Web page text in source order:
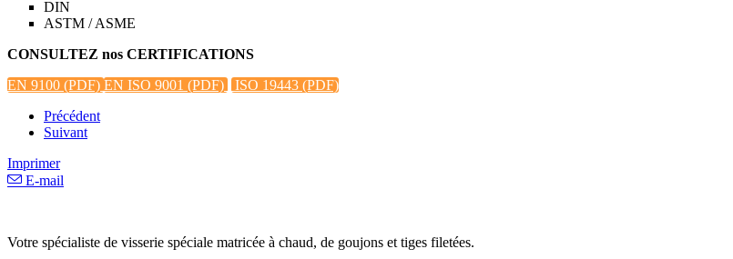
DIN
ASTM / ASME
CONSULTEZ nos CERTIFICATIONS
EN 9100 (PDF) EN ISO 9001 (PDF) ISO 19443 (PDF)
Précédent
Suivant
Imprimer
E-mail
Votre spécialiste de visserie spéciale matricée à chaud, de goujons et tiges filetées.